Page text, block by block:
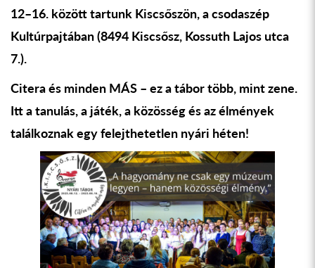
12–16. között tartunk Kiscsőszön, a csodaszép
Kultúrpajtában (8494 Kiscsősz, Kossuth Lajos utca
7.).
Citera és minden MÁS – ez a tábor több, mint zene.
Itt a tanulás, a játék, a közösség és az élmények
találkoznak egy felejthetetlen nyári héten!